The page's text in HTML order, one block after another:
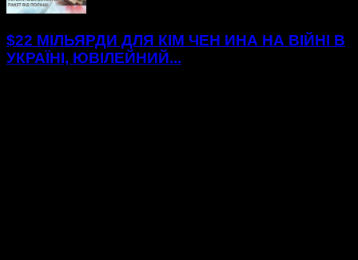
$22 МІЛЬЯРДИ ДЛЯ КІМ ЧЕН ИНА НА ВІЙНІ В
УКРАЇНІ, ЮВІЛЕЙНИЙ...